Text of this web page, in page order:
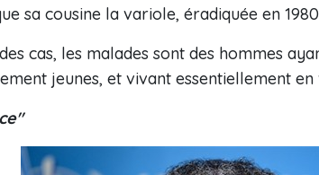
sa cousine la variole, éradiquée en
cas, les malades sont des hommes
jeunes, et vivant essentiellement en